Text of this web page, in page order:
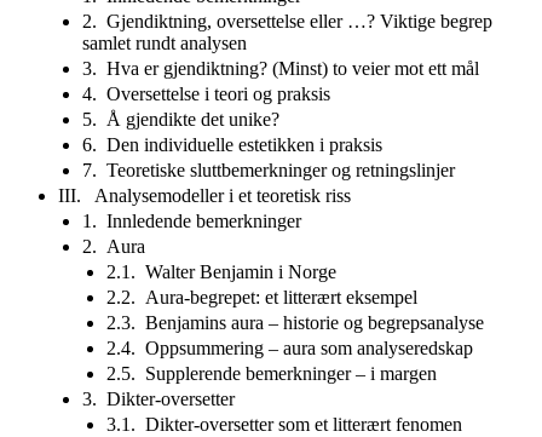
2. Gjendiktning, oversettelse eller …? Viktige begrep
samlet rundt analysen
3. Hva er gjendiktning? (Minst) to veier mot ett mål
4. Oversettelse i teori og praksis
5. Å gjendikte det unike?
6. Den individuelle estetikken i praksis
7. Teoretiske sluttbemerkninger og retningslinjer
III. Analysemodeller i et teoretisk riss
1. Innledende bemerkninger
2. Aura
2.1. Walter Benjamin i Norge
2.2. Aura-begrepet: et litterært eksempel
2.3. Benjamins aura – historie og begrepsanalyse
2.4. Oppsummering – aura som analyseredskap
2.5. Supplerende bemerkninger – i margen
3. Dikter-oversetter
3.1. Dikter-oversetter som et litterært fenomen